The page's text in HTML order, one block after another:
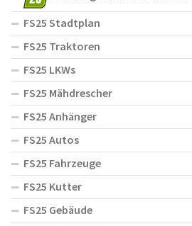
FS25 Stadtplan
FS25 Traktoren
FS25 LKWs
FS25 Mähdrescher
FS25 Anhänger
FS25 Autos
FS25 Fahrzeuge
FS25 Kutter
FS25 Gebäude